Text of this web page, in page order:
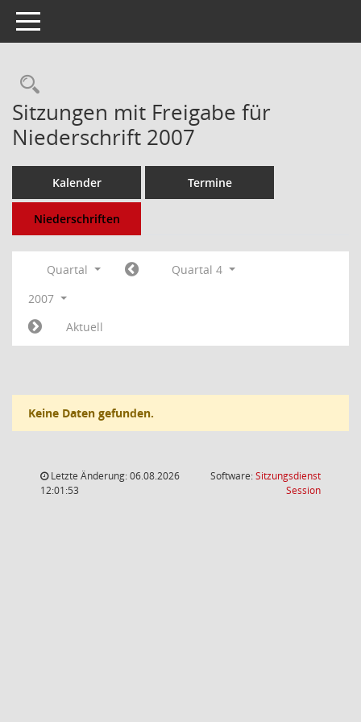
Toggle navigation
Rechercheauswahl
Sitzungen mit Freigabe für
Niederschrift 2007
Kalender Termine
Niederschriften
Quartal
Quartal 4
2007
Aktuell
Keine Daten gefunden.
Letzte Änderung: 06.08.2026
12:01:53
Software:Sitzungsdienst
Session(Wird in